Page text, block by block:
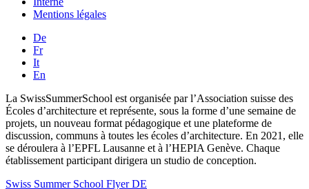
Mentions légales
De
Fr
It
En
La SwissSummerSchool est organisée par l’Association suisse des
Écoles d’architecture et représente, sous la forme d’une semaine de
projets, un nouveau format pédagogique et une plateforme de
discussion, communs à toutes les écoles d’architecture. En 2021, elle
se déroulera à l’EPFL Lausanne et à l’HEPIA Genève. Chaque
établissement participant dirigera un studio de conception.
Swiss Summer School Flyer DE